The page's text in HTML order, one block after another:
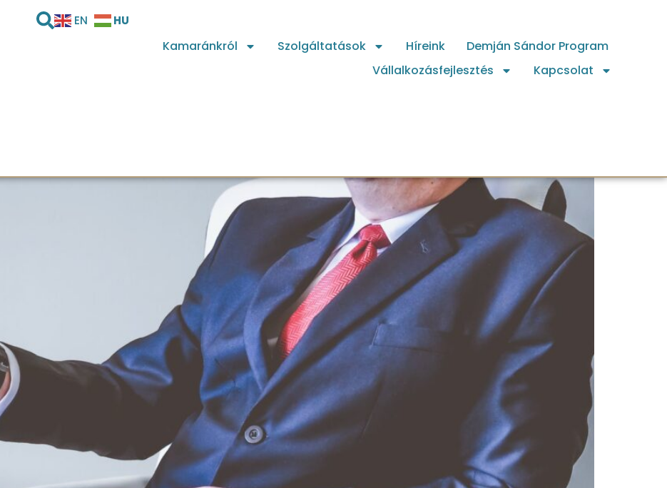
EN HU
Kamaránkról Szolgáltatások Híreink
Demján Sándor Program
Vállalkozásfejlesztés
Kapcsolat